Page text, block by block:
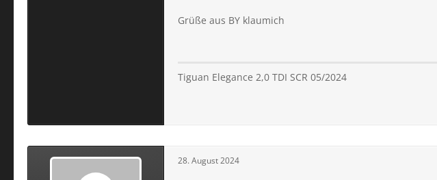
Grüße aus BY klaumich
Tiguan Elegance 2,0 TDI SCR 05/2024
28. August 2024